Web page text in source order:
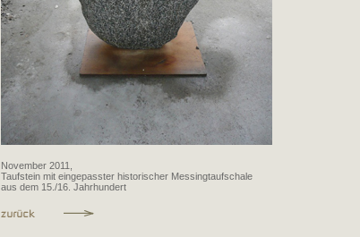
November 2011,
Taufstein mit eingepasster historischer Messingtaufschale
aus dem 15./16. Jahrhundert